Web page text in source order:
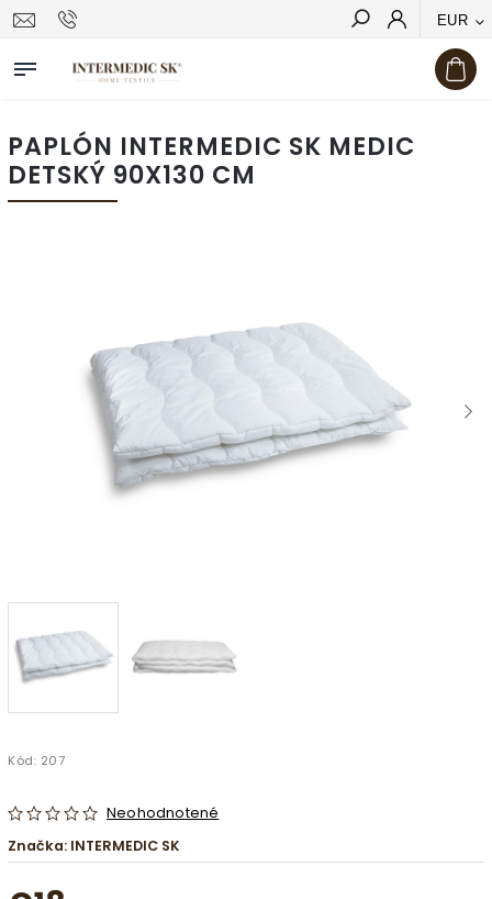
EUR
Hľadať
PAPLÓN INTERMEDIC SK MEDIC
DETSKÝ 90X130 CM
Kód: 207
Neohodnotené
Značka: INTERMEDIC SK